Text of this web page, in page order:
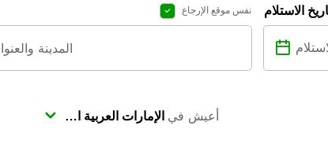
نفس موقع الإرجاع الاستلام
أعيش في